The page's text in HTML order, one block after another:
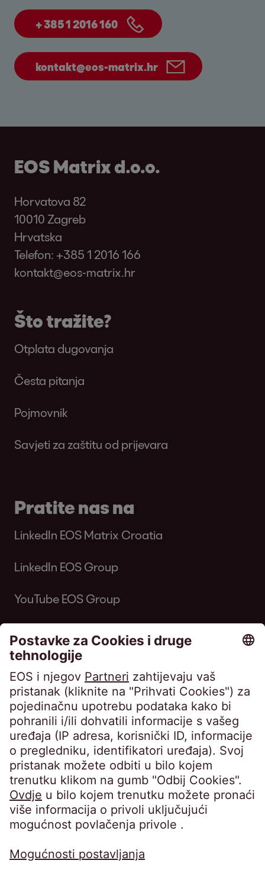
+ 385 1 2016 160
kontakt@eos-matrix.hr
EOS Matrix d.o.o.
Horvatova 82
10010 Zagreb
Hrvatska
Telefon: +385 1 2016 166
kontakt@eos-matrix.hr
Što tražite?
Otplata dugovanja
Česta pitanja
Pojmovnik
Savjeti za zaštitu od prijevara
Pratite nas na
LinkedIn EOS Matrix Croatia
LinkedIn EOS Group
YouTube EOS Group
EOS MATRIX d.o.o. za poslovne usluge •
Horvatova ulica 82, Zagreb • Trgovački sud u
Zagrebu • OIB 76674680107 • MBS
080649671 • Privredna banka Zagreb d.d.,
IBAN: HR8423400091110398554 • Temeljni
kapital: 4.900,00 EUR, uplaćen u cijelosti •
Uprava: Barbara Cerinski, Bernhard
Melischnig, Ivana Žitnik